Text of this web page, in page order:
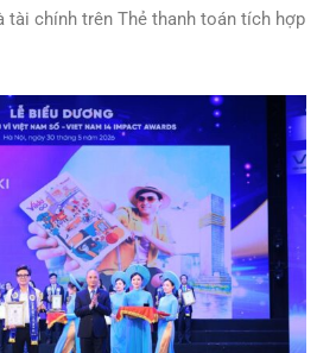
tài chính trên Thẻ thanh toán tích hợp